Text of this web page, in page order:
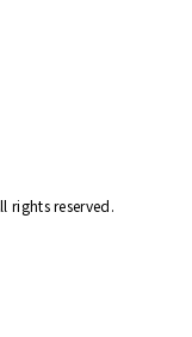
rights reserved.